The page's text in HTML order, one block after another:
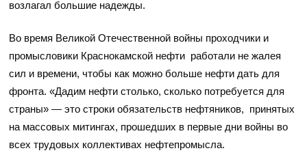
возлагал большие надежды.
Во время Великой Отечественной войны проходчики и
промысловики Краснокамской нефти работали не жалея
сил и времени, чтобы как можно больше нефти дать для
фронта. «Дадим нефти столько, сколько потребуется для
страны» — это строки обязательств нефтяников, принятых
на массовых митингах, прошедших в первые дни войны во
всех трудовых коллективах нефтепромысла.